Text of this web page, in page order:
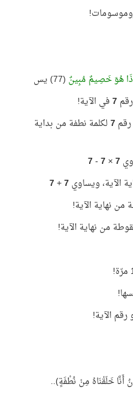
هُوَ خَصِيمٌ مُبِينٌ (77) يس
7في الآية!
7لكلمة نطفة من بداية
7
×
7
-
7
7
+
7
نهاية الآية!
من نهاية الآية!
أَنَّا خَلَقْنَاهُ مِنْ نُطْفَةٍ)..